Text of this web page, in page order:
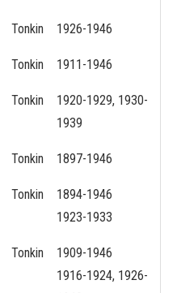
Tonkin 1926-1946
Tonkin 1911-1946
Tonkin
1920-1929, 1930-
1939
Tonkin 1897-1946
Tonkin
1894-1946
1923-1933
Tonkin
1909-1946
1916-1924, 1926-